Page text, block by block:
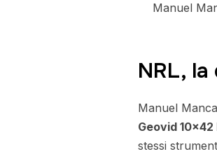
Manuel
NRL,
Manuel
Geovid 10×42
stessi